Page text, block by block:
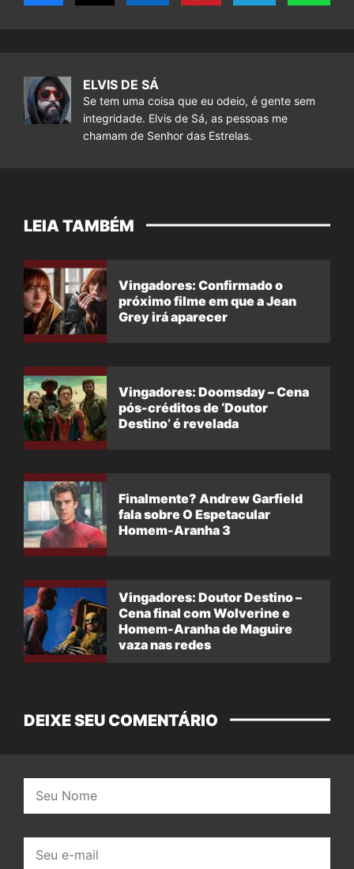
ELVIS DE SÁ
Se tem uma coisa que eu odeio, é gente sem
integridade. Elvis de Sá, as pessoas me
chamam de Senhor das Estrelas.
LEIA TAMBÉM
Vingadores: Confirmado o
próximo filme em que a Jean
Grey irá aparecer
Vingadores: Doomsday – Cena
pós-créditos de ‘Doutor
Destino’ é revelada
Finalmente? Andrew Garfield
fala sobre O Espetacular
Homem-Aranha 3
Vingadores: Doutor Destino –
Cena final com Wolverine e
Homem-Aranha de Maguire
vaza nas redes
DEIXE SEU COMENTÁRIO
mail: